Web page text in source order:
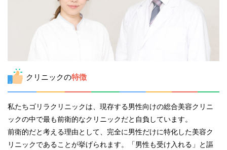
クリニックの特徴
私たちゴリラクリニックは、現存する男性向けの総合美容クリニ
ックの中で最も前衛的なクリニックだと自負しています。
前衛的だと考える理由として、完全に男性だけに特化した美容ク
リニックであることが挙げられます。「男性も受け入れる」と謳